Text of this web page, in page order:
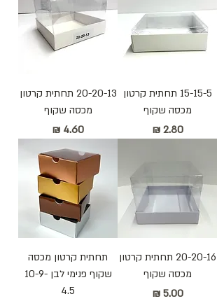
15-15-5 תחתית קרטון
מכסה שקוף
מחיר‏2.80 ‏₪
20-20-13 תחתית קרטון
מכסה שקוף
מחיר
20-20-16 תחתית קרטון
מכסה שקוף
מחיר‏5.00 ‏₪
תחתית קרטון מכסה
שקוף פנימי לבן 10-9-
4.5